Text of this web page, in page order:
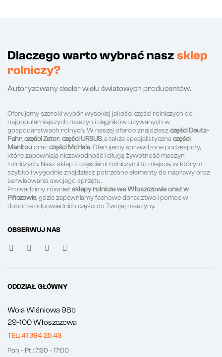
Dlaczego warto wybrać nasz sklep
rolniczy?
Autoryzowany dealer wielu światowych producentów.
Oferujemy szeroki wybór wysokiej jakości części rolniczych do
najpopularniejszych maszyn i ciągników używanych w
gospodarstwach rolnych. W naszej ofercie znajdzieszczęści Deutz-
Fahr,części Zetor,części URSUS, a także specjalistyczneczęści
Manitouorazczęści McHale. Oferujemy sprawdzone podzespoły,
które zapewniają niezawodność i długą żywotność maszyn
rolniczych. Nasz sklep z częściami rolniczymi to miejsce, w którym
szybko i wygodnie znajdziesz potrzebne elementy do naprawy oraz
serwisowania swojego sprzętu.
Prowadzimy równieżsklepy rolnicze we Włoszczowie oraz w
Pińczowie, gdzie zapewniamy fachowe doradztwo i pomoc w
doborze odpowiednich części do Twojej maszyny.
OBSERWUJ NAS
ODDZIAŁ GŁÓWNY
Wola Wiśniowa 98b
29-100 Włoszczowa
TEL: 41 394 25 43
Pon - Pt : 7:30 - 17:00